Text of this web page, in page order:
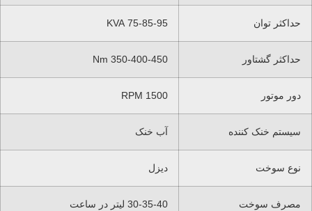
حداکثر توان 75-85-95 KVA
حداکثر گشتاور 350-400-450 Nm
دور موتور 1500 RPM
سیستم خنک کننده آب خنک
نوع سوخت دیزل
مصرف سوخت 30-35-40 لیتر در ساعت